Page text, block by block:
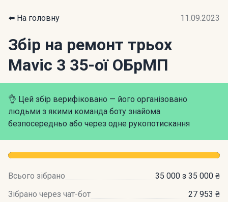
⬅️ На головну 11.09.2023
Збір на ремонт трьох
Mavic 3 35-ої ОБрМП
👌 Цей збір верифіковано — його організовано
людьми з якими команда боту знайома
безпосередньо або через одне рукопотискання
Всього зібрано
35 000 з 35 000 ₴
Зібрано через чат-бот
27 953 ₴